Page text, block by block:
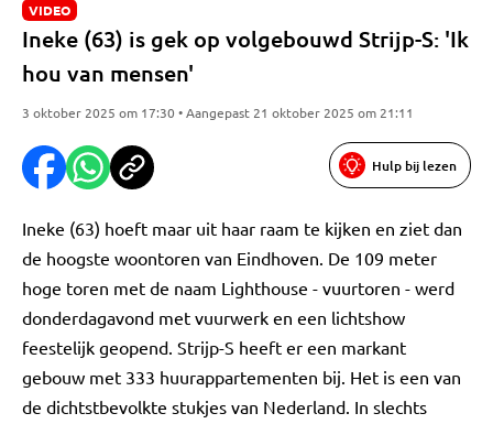
VIDEO
Ineke (63) is gek op volgebouwd Strijp-S: 'Ik
hou van mensen'
3 oktober 2025 om 17:30 • Aangepast 21 oktober 2025 om 21:11
Hulp bij lezen
Ineke (63) hoeft maar uit haar raam te kijken en ziet dan
de hoogste woontoren van Eindhoven. De 109 meter
hoge toren met de naam Lighthouse - vuurtoren - werd
donderdagavond met vuurwerk en een lichtshow
feestelijk geopend. Strijp-S heeft er een markant
gebouw met 333 huurappartementen bij. Het is een van
de dichtstbevolkte stukjes van Nederland. In slechts